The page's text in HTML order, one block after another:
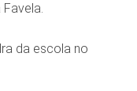
da escola no